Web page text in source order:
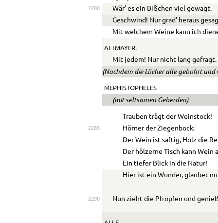
2280
Wär’ es ein Bißchen viel gewagt.
Geschwind! Nur grad’ heraus
Mit welchem Weine kann ich
ALTMAYER.
Mit jedem! Nur nicht lang gefragt.
(Nachdem die Löcher alle gebohrt und
MEPHISTOPHELES
(mit seltsamen Geberden)
Trauben trägt der Weinstock!
2285
Hörner der Ziegenbock;
Der Wein ist saftig, Holz die
Der hölzerne Tisch kann Wein
Ein tiefer Blick in die Natur!
Hier ist ein Wunder, glaubet
2290 Nun zieht die Pfropfen und